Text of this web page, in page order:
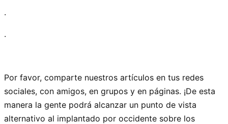
.
.
Por favor, comparte nuestros artículos en tus redes
sociales, con amigos, en grupos y en páginas. ¡De esta
manera la gente podrá alcanzar un punto de vista
alternativo al implantado por occidente sobre los